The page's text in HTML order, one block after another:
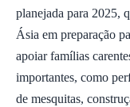
planejada para 2025,
Ásia em preparação
apoiar famílias
importantes, como
de mesquitas,